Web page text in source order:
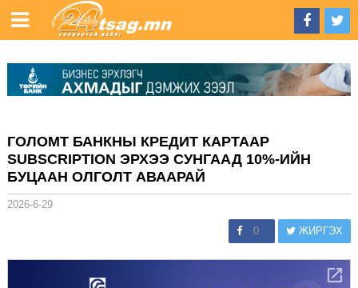
ГОЛОМТ БАНКНЫ КРЕДИТ КАРТААР
SUBSCRIPTION ЭРХЭЭ СУНГААД 10%-ИЙН
БУЦААН ОЛГОЛТ АВААРАЙ
2026-6-29
0 ЖИРГЭХ